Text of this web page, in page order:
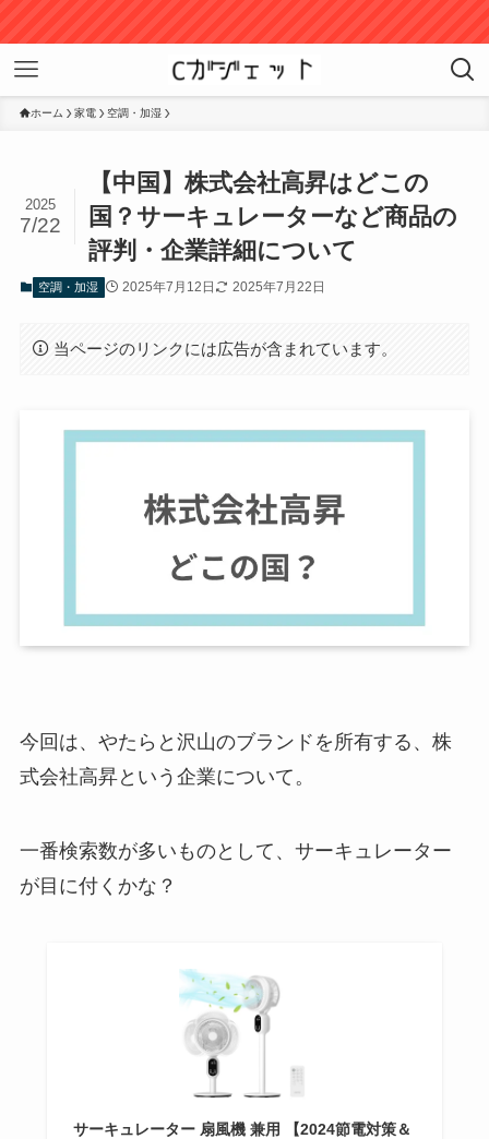
ホーム 家電 空調・加湿
【中国】株式会社高昇はどこの
国？サーキュレーターなど商品の
評判・企業詳細について
2025
7/22
空調・加湿 2025年7月12日 2025年7月22日
当ページのリンクには広告が含まれています。
今回は、やたらと沢山のブランドを所有する、株
式会社高昇という企業について。
一番検索数が多いものとして、サーキュレーター
が目に付くかな？
サーキュレーター 扇風機 兼用 【2024節電対策＆